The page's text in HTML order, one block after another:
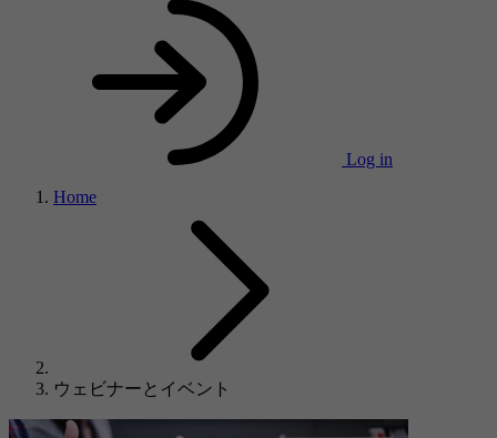
Log in
Home
ウェビナーとイベント